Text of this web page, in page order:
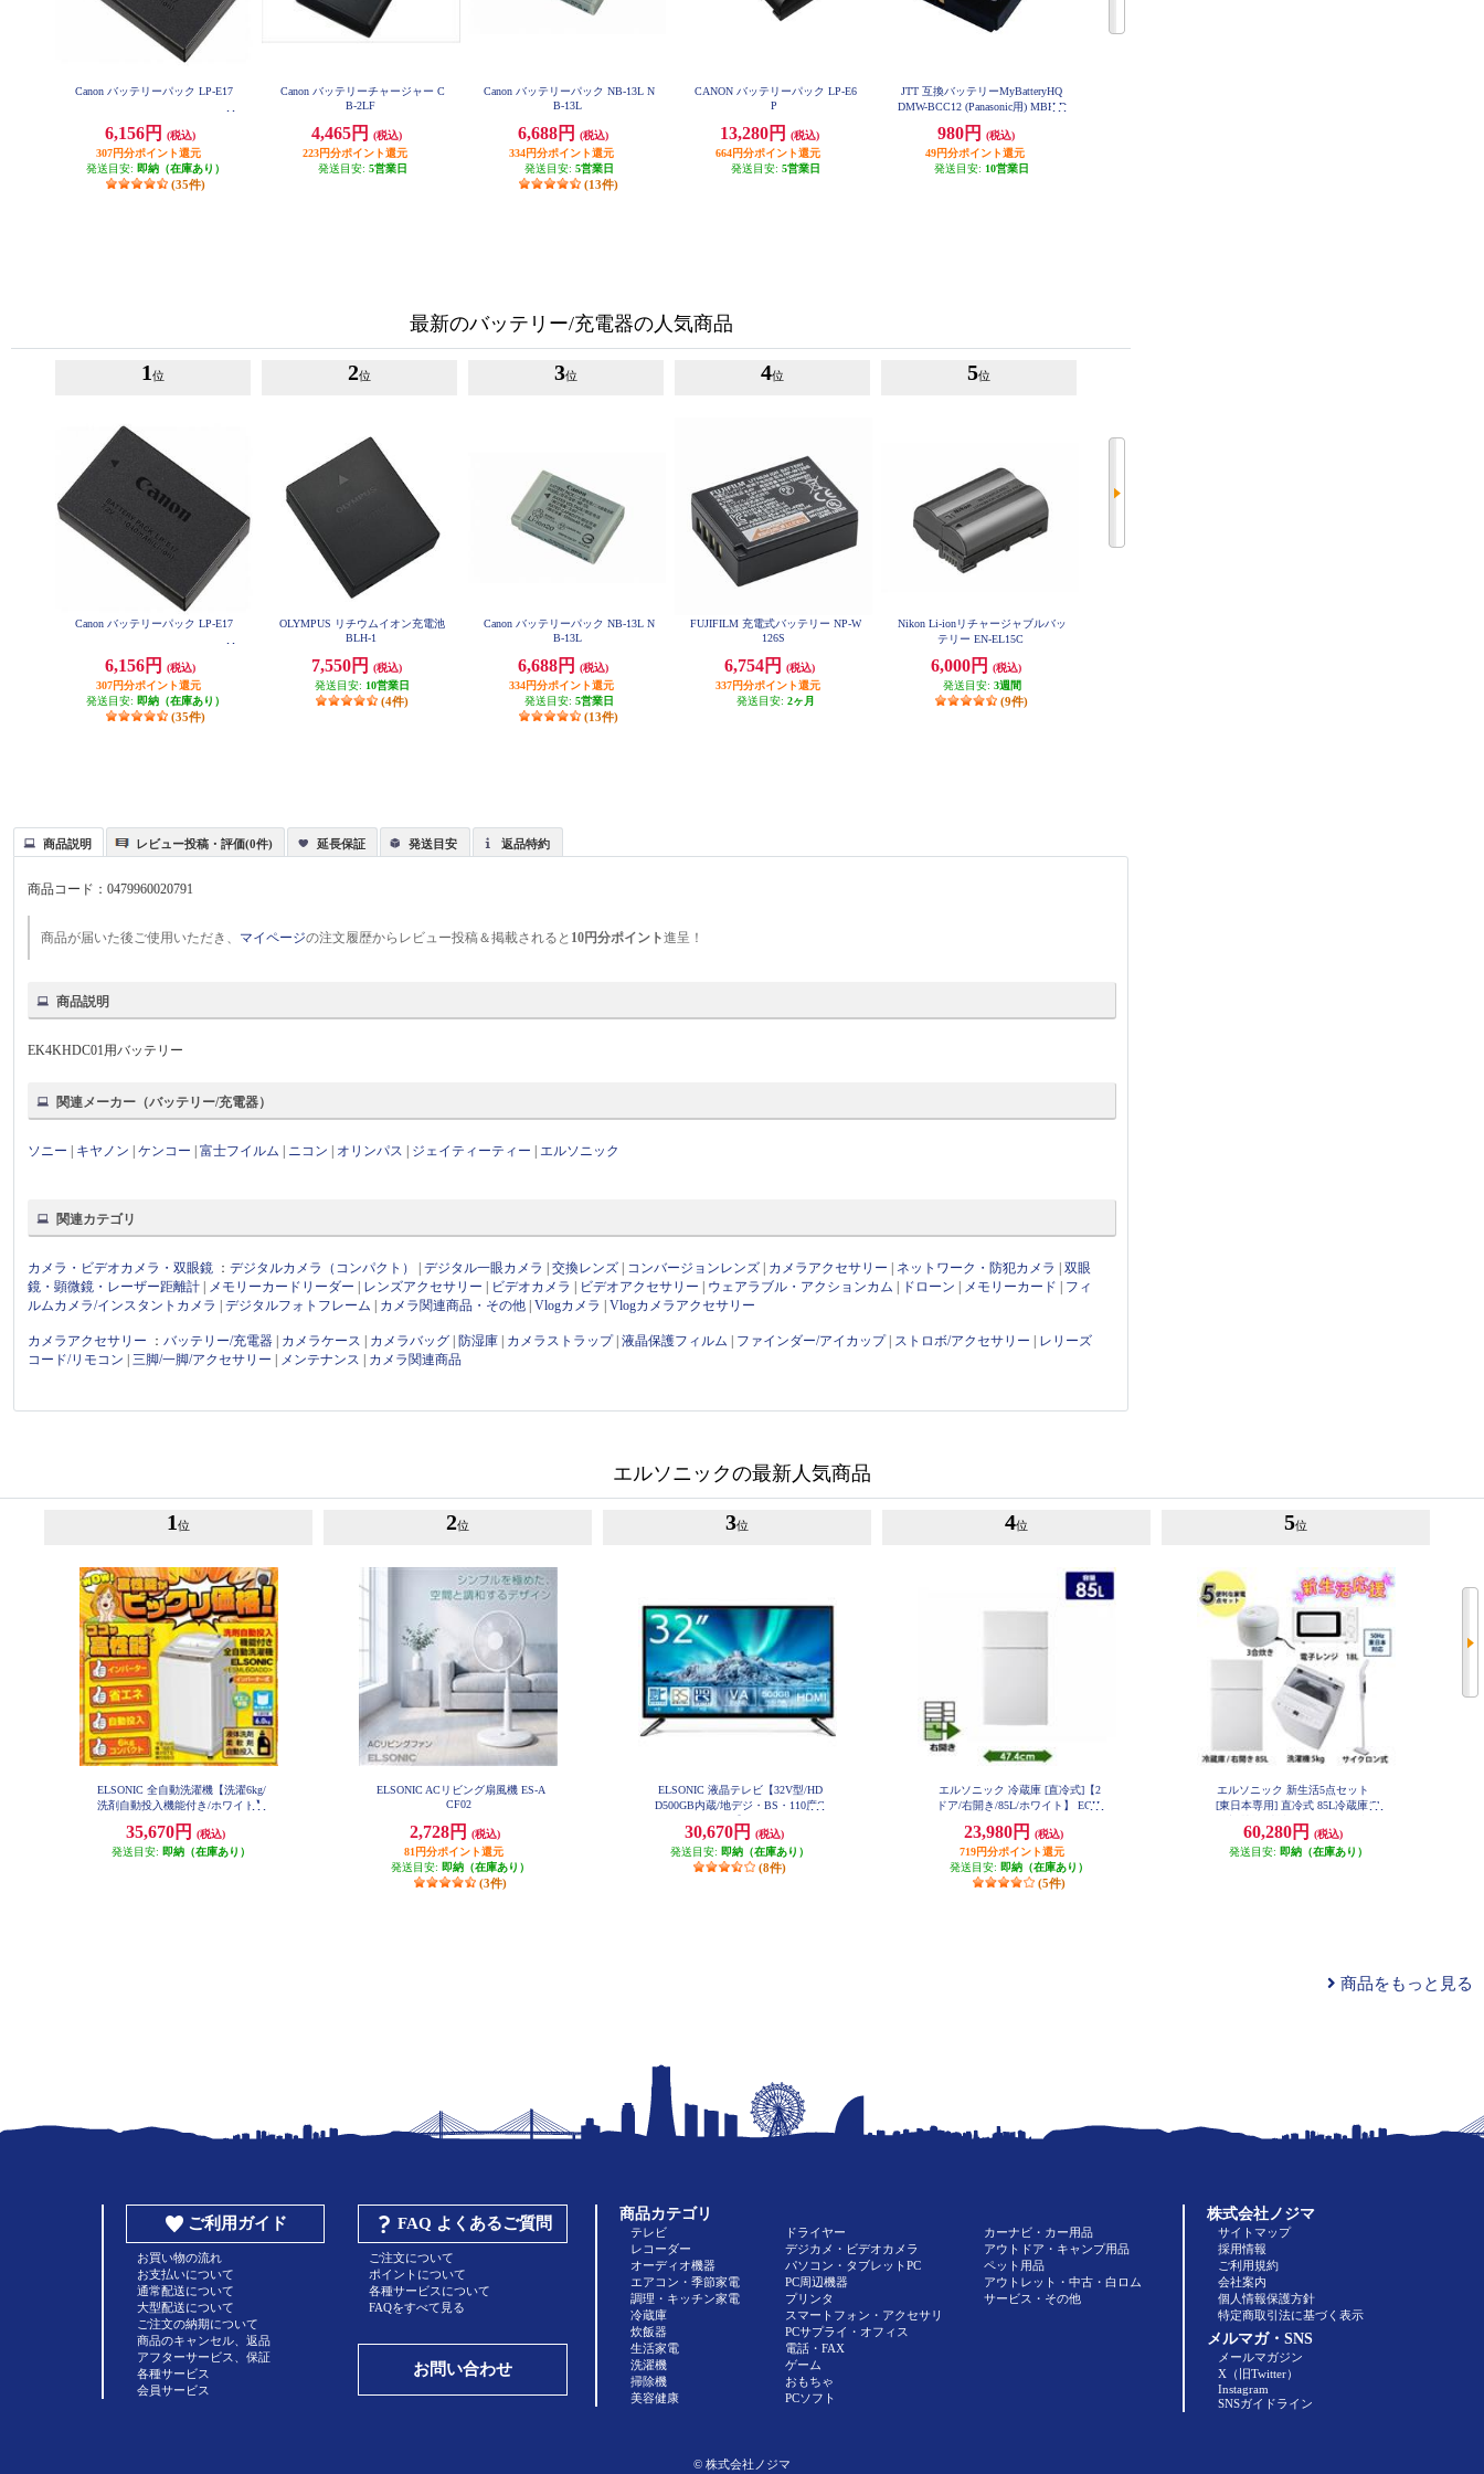
Canon バッテリーパック LP-E17
6,156円
(税込)
307円分ポイント還元
発送目安: 即納（在庫あり）
(35件)
Canon バッテリーチャージャー C
B-2LF
4,465円
(税込)
223円分ポイント還元
発送目安: 5営業日
Canon バッテリーパック NB-13L N
B-13L
6,688円
(税込)
334円分ポイント還元
発送目安: 5営業日
(13件)
CANON バッテリーパック LP-E6
P
13,280円
(税込)
664円分ポイント還元
発送目安: 5営業日
JTT 互換バッテリーMyBatteryHQ
DMW-BCC12 (Panasonic用) MBH-D
980円
(税込)
49円分ポイント還元
発送目安: 10営業日
最新のバッテリー/充電器の人気商品
1 位
Canon バッテリーパック LP-E17
6,156円
(税込)
307円分ポイント還元
発送目安: 即納（在庫あり）
(35件)
2位
OLYMPUS リチウムイオン充電池
BLH-1
7,550円
(税込)
発送目安: 10営業日
(4件)
3位
Canon バッテリーパック NB-13L N
B-13L
6,688円
(税込)
334円分ポイント還元
発送目安: 5営業日
(13件)
4位
FUJIFILM 充電式バッテリー NP-W
126S
6,754円
(税込)
337円分ポイント還元
発送目安: 2ヶ月
5位
Nikon Li-ionリチャージャブルバッ
テリー EN-EL15C
6,000円
(税込)
発送目安: 3週間
(9件)
商品説明 レビュー投稿・評価(0件) 延長保証 発送目安 返品特約
商品コード：0479960020791
商品が届いた後ご使用いただき、 マイページの注文履歴からレビュー投稿＆掲載されると 10円分ポイント進呈！
商品説明
EK4KHDC01用バッテリー
関連メーカー（バッテリー/充電器）
ソニー キヤノン |ケンコー |富士フイルム ニコン オリンパス ジェイティーティー エルソニック
関連カテゴリ
カメラ・ビデオカメラ・双眼鏡 ：デジタルカメラ（コンパクト） |デジタル一眼カメラ |交換レンズ コンバージョンレンズ カメラアクセサリー ネットワーク・防犯カメラ |双眼
鏡・顕微鏡・レーザー距離計
メモリーカードリーダー レンズアクセサリー ビデオカメラ ビデオアクセサリー ウェアラブル・アクションカム ドローン メモリーカード
フィ
ルムカメラ/インスタントカメラ
|デジタルフォトフレーム カメラ関連商品・その他 |Vlogカメラ |Vlogカメラアクセサリー
カメラアクセサリー ：バッテリー/充電器 カメラケース カメラバッグ 防湿庫 カメラストラップ|液晶保護フィルム ファインダー/アイカップ| ストロボ/アクセサリー
レリーズ
コード/リモコン |三脚/一脚/アクセサリー メンテナンス カメラ関連商品
エルソニックの最新人気商品
1 位
ELSONIC 全自動洗濯機【洗濯6kg/
洗剤自動投入機能付き/ホワイト】
35,670円
(税込)
発送目安: 即納（在庫あり）
2位
ELSONIC ACリビング扇風機 ES-A
CF02
2,728円
(税込)
81円分ポイント還元
発送目安: 即納（在庫あり）
(3件)
3位
ELSONIC 液晶テレビ【32V型/HD
D500GB内蔵/地デジ・BS・110度C
30,670円
(税込)
発送目安: 即納（在庫あり）
(8件)
4位
エルソニック 冷蔵庫 [直冷式]【2
ドア/右開き/85L/ホワイト】 ECH-
23,980円
(税込)
719円分ポイント還元
発送目安: 即納（在庫あり）
(5件)
5位
エルソニック 新生活5点セット
[東日本専用] 直冷式 85L冷蔵庫/5k
イコン炊飯器/コードレスクリーナ
ー/ホワイト 26SHIN-A5W50-ESET
60,280円
(税込)
発送目安: 即納（在庫あり）
商品をもっと見る
ご利用ガイド
お買い物の流れ
お支払いについて
通常配送について
大型配送について
ご注文の納期について
商品のキャンセル、返品
アフターサービス、保証
各種サービス
会員サービス
FAQ よくあるご質問
ご注文について
ポイントについて
各種サービスについて
FAQをすべて見る
お問い合わせ
商品カテゴリ
テレビ
レコーダー
オーディオ機器
エアコン・季節家電
調理・キッチン家電
冷蔵庫
炊飯器
生活家電
洗濯機
掃除機
美容健康
ドライヤー
デジカメ・ビデオカメラ
パソコン・タブレットPC
PC周辺機器
プリンタ
スマートフォン・アクセサリ
PCサプライ・オフィス
電話・FAX
ゲーム
おもちゃ
PCソフト
カーナビ・カー用品
アウトドア・キャンプ用品
ペット用品
アウトレット・中古・白ロム
サービス・その他
株式会社ノジマ
サイトマップ
採用情報
ご利用規約
会社案内
個人情報保護方針
特定商取引法に基づく表示
メルマガ・SNS
メールマガジン
X（旧Twitter）
Instagram
SNSガイドライン
© 株式会社ノジマ